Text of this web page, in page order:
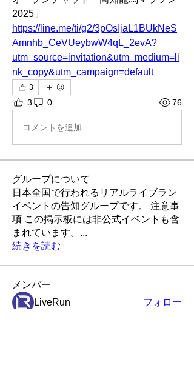
2025」
https://line.me/ti/g2/3pOsIjaL1BUkNeS
Amnhb_CeVUeybwW4qL_2evA?
utm_source=invitation&utm_medium=li
nk_copy&utm_campaign=default
3
3 0 76
コメントを追加…
グループについて
日本全国で行われるリアルライブラン
イベントの告知グループです。 注意事
項 この掲示板には非公式イベントも含
まれています。 ...
続きを読む
メンバー
LiveRun
フォロー